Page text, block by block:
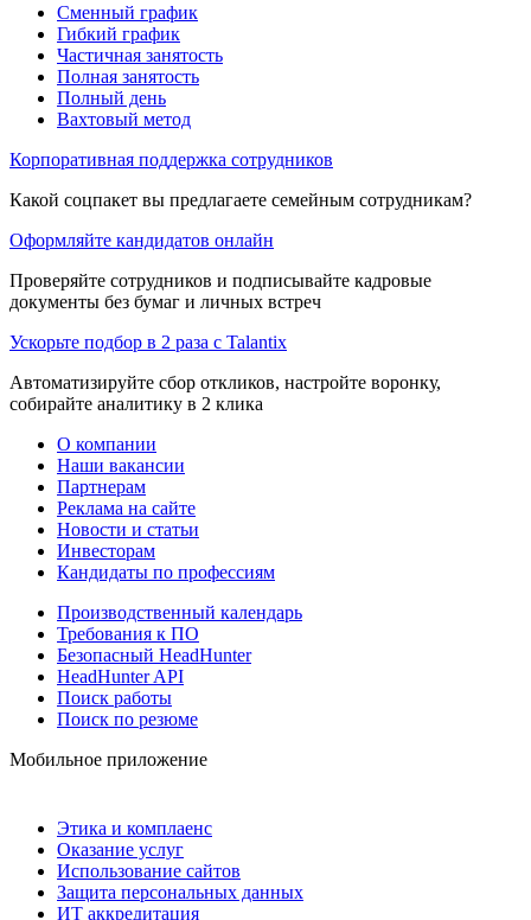
Сменный график
Гибкий график
Частичная занятость
Полная занятость
Полный день
Вахтовый метод
Корпоративная поддержка сотрудников
Какой соцпакет вы предлагаете семейным сотрудникам?
Оформляйте кандидатов онлайн
Проверяйте сотрудников и подписывайте кадровые
документы без бумаг и личных встреч
Ускорьте подбор в 2 раза с Talantix
Автоматизируйте сбор откликов, настройте воронку,
собирайте аналитику в 2 клика
О компании
Наши вакансии
Партнерам
Реклама на сайте
Новости и статьи
Инвесторам
Кандидаты по профессиям
Производственный календарь
Требования к ПО
Безопасный HeadHunter
HeadHunter API
Поиск работы
Поиск по резюме
Мобильное приложение
Этика и комплаенс
Оказание услуг
Использование сайтов
Защита персональных данных
ИТ аккредитация